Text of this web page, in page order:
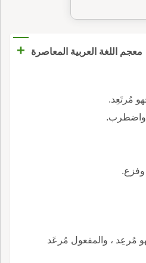
معجم اللغة العربية المعاصرة +
مُرتَعِد.
واضطرب.
أرعدَ يُرعِد ، إرعادًا ، فهو مُرعِد ، والمفعول مُرعَد